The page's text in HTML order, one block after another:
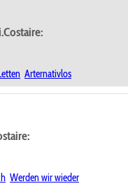
Arternativlos
Werden wir wieder